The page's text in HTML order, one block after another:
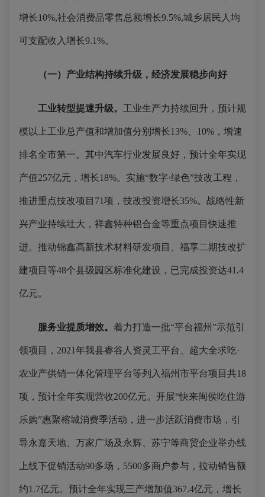
增长10%,社会消费品零售总额增长9.5%,城乡居民人均
可支配收入增长9.1%。
（一）产业结构持续升级，经济发展稳步向好
工业转型提速升级。 工业生产力持续回升，预计规
模以上工业总产值和增加值分别增长13%、10%，增速
排名全市第一。其中汽车行业发展良好，预计全年实现
产值257亿元，增长18%。实施“数字·绿色”技改工程，
推进重点技改项目71项，技改投资增长35%。战略性新
兴产业持续壮大，祥鑫特种铝合金等重点项目快速推
进。推动锦鑫高新技术材料研发项目、福享二期技改扩
建项目等48个县级园区标准化建设，已完成投资达41.4
亿元。
服务业提质增效。 着力打造一批“平台福州”示范引
领项目，2021年我县睿谷人资灵工平台、超大全求吃·
农业产供销一体化管理平台等列入福州市平台项目共18
项，预计全年实现营收200亿元。开展“快来闽侯吃住游
乐购”惠聚榕城消费季活动，进一步活跃消费市场，引
导永嘉天地、万家广场及永辉、苏宁等商贸企业举办线
上线下促销活动90多场，5500多商户参与，拉动销售额
约1.7亿元。预计全年实现三产增加值367.4亿元，增长